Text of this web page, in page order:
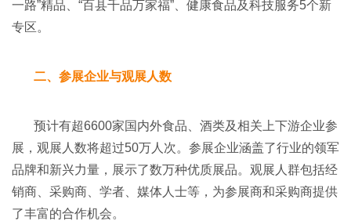
一路”精品、“百县千品万家福”、健康食品及科技服务5个新
专区。
二、参展企业与观展人数
预计有超6600家国内外食品、酒类及相关上下游企业参
展，观展人数将超过50万人次。参展企业涵盖了行业的领军
品牌和新兴力量，展示了数万种优质展品。观展人群包括经
销商、采购商、学者、媒体人士等，为参展商和采购商提供
了丰富的合作机会。